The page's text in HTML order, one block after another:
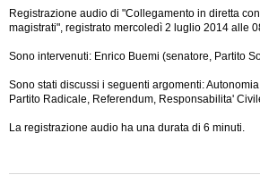
Registrazione audio di "Collegamento in diretta
magistrati", registrato mercoledì 2 luglio 2014 alle
Sono intervenuti: Enrico Buemi (senatore, Partito
Sono stati discussi i seguenti argomenti:
Partito Radicale, Referendum, Responsabilita'
La registrazione audio ha una durata di 6 minuti.